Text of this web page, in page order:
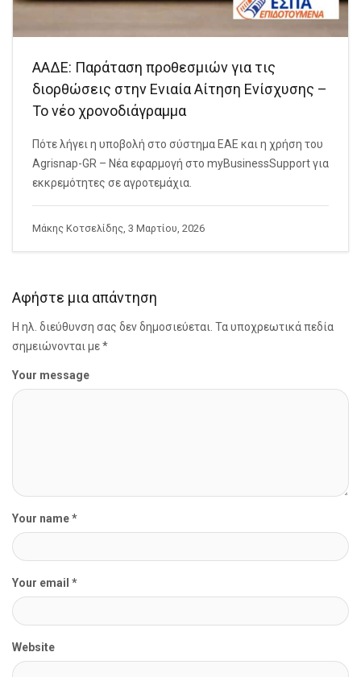
ΑΑΔΕ: Παράταση προθεσμιών για τις
διορθώσεις στην Ενιαία Αίτηση Ενίσχυσης –
Το νέο χρονοδιάγραμμα
Πότε λήγει η υποβολή στο σύστημα ΕΑΕ και η χρήση του
Agrisnap-GR – Νέα εφαρμογή στο myBusinessSupport για
εκκρεμότητες σε αγροτεμάχια.
Μάκης Κοτσελίδης, 3 Μαρτίου, 2026
Αφήστε μια απάντηση
Η ηλ. διεύθυνση σας δεν δημοσιεύεται. Τα υποχρεωτικά πεδία
σημειώνονται με*
Your message
Your name *
Your email *
Website